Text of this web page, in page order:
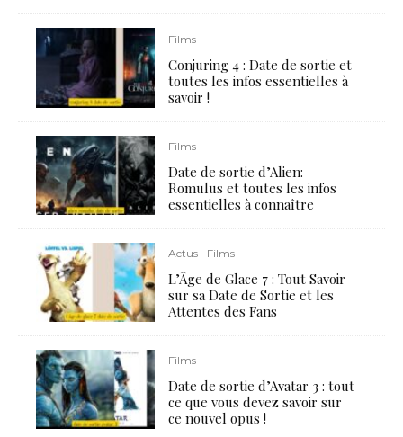
Films
Conjuring 4 : Date de sortie et
toutes les infos essentielles à
savoir !
Films
Date de sortie d’Alien:
Romulus et toutes les infos
essentielles à connaître
Actus Films
L’Âge de Glace 7 : Tout Savoir
sur sa Date de Sortie et les
Attentes des Fans
Films
Date de sortie d’Avatar 3 : tout
ce que vous devez savoir sur
ce nouvel opus !